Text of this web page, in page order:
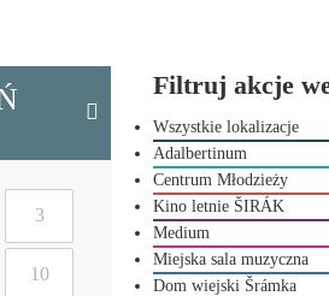
3
10
Filtruj akcje
Wszystkie lokalizacje
Adalbertinum
Centrum Młodzieży
Kino letnie ŠIRÁK
Medium
Miejska sala muzyczna
Dom wiejski Šrámka